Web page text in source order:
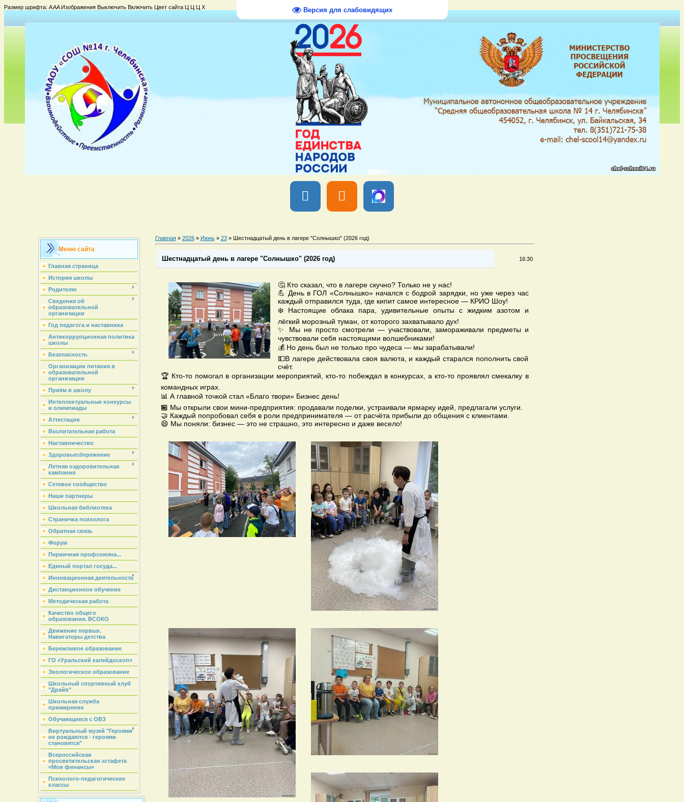
Версия для слабовидящих
Размер шрифта: AAAИзображения Выключить Включить Цвет сайта Ц Ц Ц Х
Вы вошли какГостьГруппа "Гости" Четверг, 06 Августа 2026,
Меню сайта
Главная страница
История школы
Родителю
Сведения об
образовательной
организации
Год педагога и наставника
Антикоррупционная политика
школы
Безопасность
Организации питания в
образовательной
организации
Приём в школу
Интеллектуальные конкурсы
и олимпиады
Аттестация
Воспитательная работа
Наставничество
Здоровьесбережение
Летняя оздоровительная
кампания
Сетевое сообщество
Наши партнеры
Школьная библиотека
Страничка психолога
Обратная связь
Форум
Первичная профсоюзна...
Единый портал госуда...
Инновационная деятельность
Дистанционное обучение
Методическая работа
Качество общего
образования. ВСОКО
Движение первых.
Навигаторы детства
Бережливое образование
ГО «Уральский калейдоскоп»
Экологическое образование
Школьный спортивный клуб
"Драйв"
Школьная служба
примирения
Обучающиеся с ОВЗ
Виртуальный музей "Героями
не рождаются - героями
становятся"
Всероссийская
просветительская эстафета
«Мои финансы»
Психолого-педагогические
классы
Главная» 2026 » Июнь » 23» Шестнадцатый день в лагере "Солнышко" (2026 год)
Шестнадцатый день в лагере "Солнышко" (2026 год) 16:30
🤔 Кто сказал, что в лагере скучно? Только не у нас!
💪 День в ГОЛ «Солнышко» начался с бодрой зарядки, но уже через час
каждый отправился туда, где кипит самое интересное — КРИО Шоу!
❄️ Настоящие облака пара, удивительные опыты с жидким азотом и
лёгкий морозный туман, от которого захватывало дух!
✨ Мы не просто смотрели — участвовали, замораживали предметы и
чувствовали себя настоящими волшебниками!
💰 Но день был не только про чудеса — мы зарабатывали!
💵В лагере действовала своя валюта, и каждый старался пополнить свой
счёт.
🏆 Кто-то помогал в организации мероприятий, кто-то побеждал в конкурсах, а кто-то проявлял смекалку в
командных играх.
📊 А главной точкой стал «Благо твори» Бизнес день!
🏪 Мы открыли свои мини-предприятия: продавали поделки, устраивали ярмарку идей, предлагали услуги.
🤝 Каждый попробовал себя в роли предпринимателя — от расчёта прибыли до общения с клиентами.
😄 Мы поняли: бизнес — это не страшно, это интересно и даже весело!